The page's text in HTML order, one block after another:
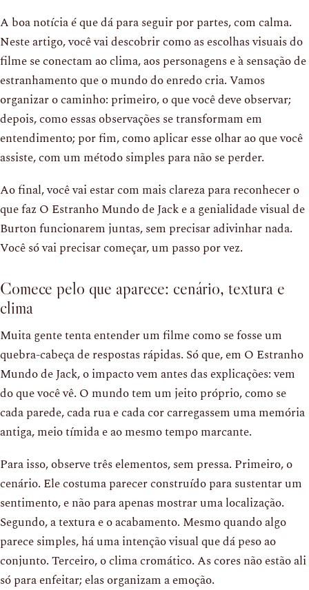
A boa notícia é que dá para seguir por partes, com calma.
Neste artigo, você vai descobrir como as escolhas visuais do
filme se conectam ao clima, aos personagens e à sensação de
estranhamento que o mundo do enredo cria. Vamos
organizar o caminho: primeiro, o que você deve observar;
depois, como essas observações se transformam em
entendimento; por fim, como aplicar esse olhar ao que você
assiste, com um método simples para não se perder.
Ao final, você vai estar com mais clareza para reconhecer o
que faz O Estranho Mundo de Jack e a genialidade visual de
Burton funcionarem juntas, sem precisar adivinhar nada.
Você só vai precisar começar, um passo por vez.
Comece pelo que aparece: cenário, textura e
clima
Muita gente tenta entender um filme como se fosse um
quebra-cabeça de respostas rápidas. Só que, em O Estranho
Mundo de Jack, o impacto vem antes das explicações: vem
do que você vê. O mundo tem um jeito próprio, como se
cada parede, cada rua e cada cor carregassem uma memória
antiga, meio tímida e ao mesmo tempo marcante.
Para isso, observe três elementos, sem pressa. Primeiro, o
cenário. Ele costuma parecer construído para sustentar um
sentimento, e não para apenas mostrar uma localização.
Segundo, a textura e o acabamento. Mesmo quando algo
parece simples, há uma intenção visual que dá peso ao
conjunto. Terceiro, o clima cromático. As cores não estão ali
só para enfeitar; elas organizam a emoção.